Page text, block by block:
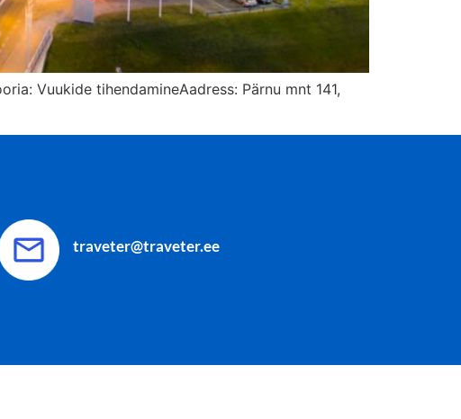
Vuukide tihendamineAadress: Pärnu mnt 141,
traveter@traveter.ee